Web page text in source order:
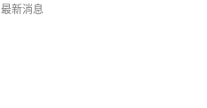
最新消息